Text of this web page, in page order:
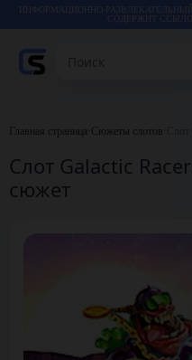
СОДЕРЖИТ
КАЗИНО
Главная страница Сюжеты слотов
Слот Galactic
сюжет